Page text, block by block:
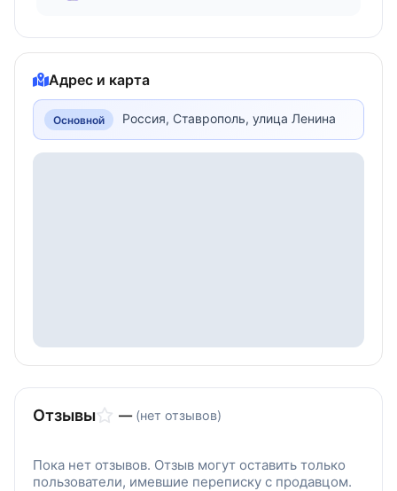
Адрес и карта
Основной Россия, Ставрополь, улица Ленина
Отзывы — (нет отзывов)
Пока нет отзывов. Отзыв могут оставить только
пользователи, имевшие переписку с продавцом.